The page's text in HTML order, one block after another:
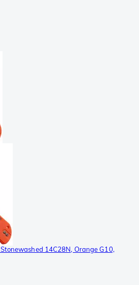
14C28N, Orange G10,